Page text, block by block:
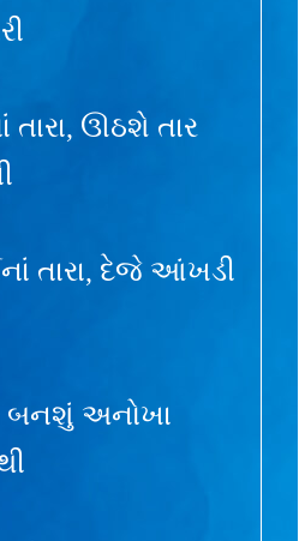
તારા, ઊઠશે તાર
તારા, દેજે આંખડી
બનશું અનોખા